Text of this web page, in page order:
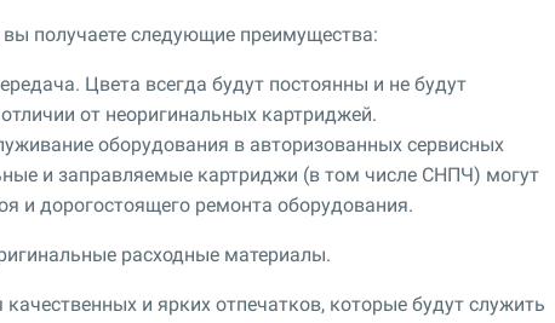
получаете следующие преимущества:
Цвета всегда будут постоянны и не будут
от неоригинальных картриджей.
оборудования в авторизованных сервисных
и заправляемые картриджи (в том числе СНПЧ) могут
и дорогостоящего ремонта оборудования.
расходные материалы.
и ярких отпечатков, которые будут служить